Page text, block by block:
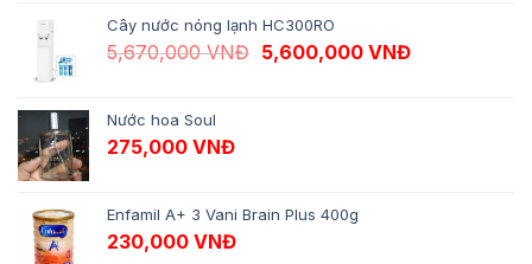
Cây nước nóng lạnh HC300RO
5,670,000VNĐ Giá gốc là: 5,670,000 VNĐ.
5,600,000 VNĐGiá hiện tại
Nước hoa Soul
275,000 VNĐ
Enfamil A+ 3 Vani Brain Plus 400g
230,000 VNĐ